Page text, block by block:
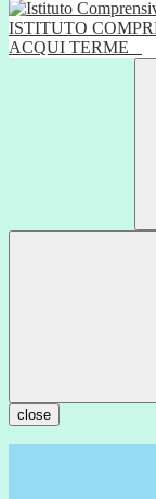
ISTITUTO
ACQUI TERME
close